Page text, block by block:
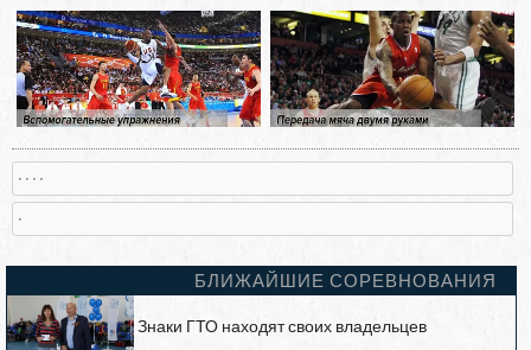
БЛИЖАЙШИЕ СОРЕВНОВАНИЯ
Знаки ГТО находят своих владельцев